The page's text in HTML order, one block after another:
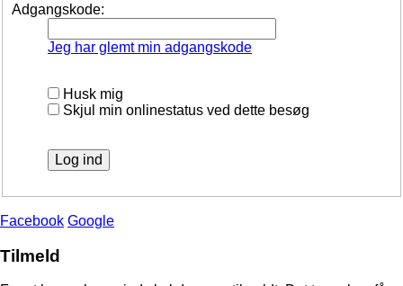
Adgangskode:
Jeg har glemt min adgangskode
Husk mig
Skjul min onlinestatus ved dette besøg
Facebook Google
Tilmeld